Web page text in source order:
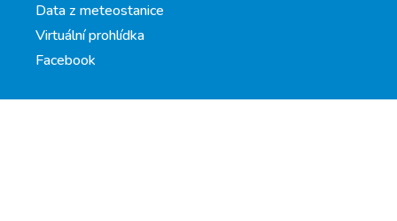
Data z meteostanice
Virtuální prohlídka
Facebook